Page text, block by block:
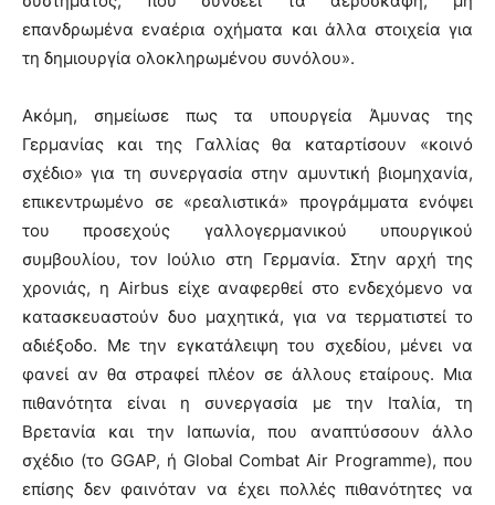
επανδρωμένα εναέρια οχήματα και άλλα στοιχεία για
τη δημιουργία ολοκληρωμένου συνόλου».
Ακόμη, σημείωσε πως τα υπουργεία Άμυνας της
Γερμανίας και της Γαλλίας θα καταρτίσουν «κοινό
σχέδιο» για τη συνεργασία στην αμυντική βιομηχανία,
επικεντρωμένο σε «ρεαλιστικά» προγράμματα ενόψει
του προσεχούς γαλλογερμανικού υπουργικού
συμβουλίου, τον Ιούλιο στη Γερμανία. Στην αρχή της
χρονιάς, η Airbus είχε αναφερθεί στο ενδεχόμενο να
κατασκευαστούν δυο μαχητικά, για να τερματιστεί το
αδιέξοδο. Με την εγκατάλειψη του σχεδίου, μένει να
φανεί αν θα στραφεί πλέον σε άλλους εταίρους. Μια
πιθανότητα είναι η συνεργασία με την Ιταλία, τη
Βρετανία και την Ιαπωνία, που αναπτύσσουν άλλο
σχέδιο (το GGAP, ή Global Combat Air Programme), που
επίσης δεν φαινόταν να έχει πολλές πιθανότητες να